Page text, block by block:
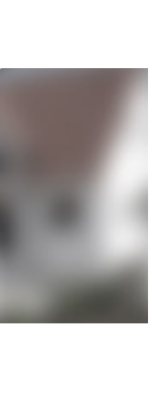
Ausstattung, die
Ambiente